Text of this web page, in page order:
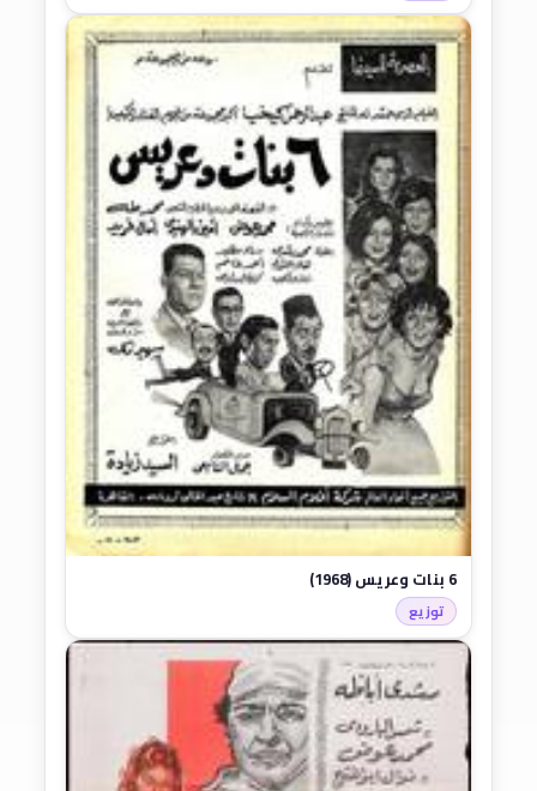
6 بنات وعريس (1968)
توزيع